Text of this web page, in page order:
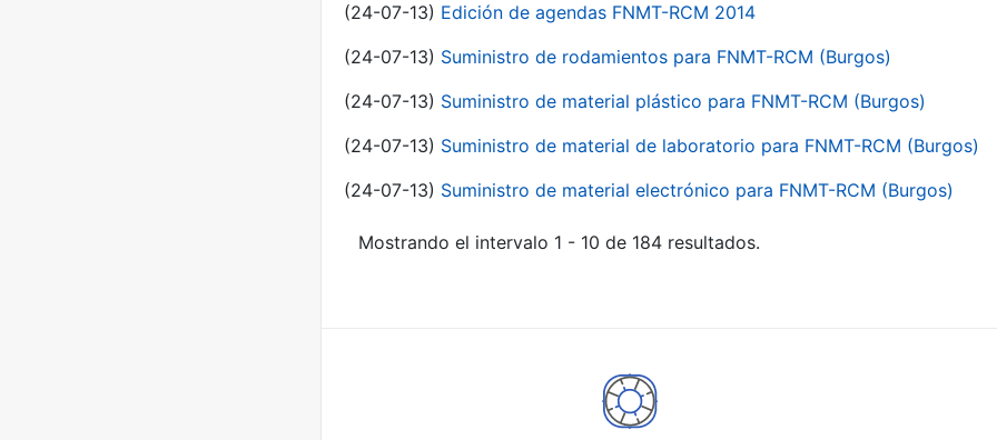
(24-07-13) Edición de agendas FNMT-RCM 2014
(24-07-13) Suministro de rodamientos para FNMT-RCM (Burgos)
(24-07-13) Suministro de material plástico para FNMT-RCM (Burgos)
(24-07-13) Suministro de material de laboratorio para FNMT-RCM (Burgos)
(24-07-13) Suministro de material electrónico para FNMT-RCM (Burgos)
Mostrando el intervalo 1 - 10 de 184 resultados.